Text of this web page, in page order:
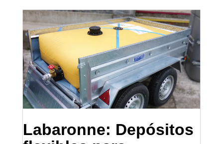
Labaronne: Depósitos